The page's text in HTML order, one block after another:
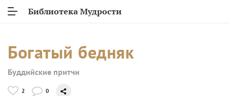
Библиотека Мудрости
Богатый бедняк
Буддийские притчи
2 0